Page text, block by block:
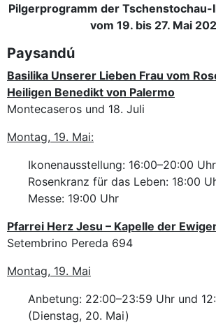
Pilgerprogramm der Tschenstochau-
vom 19. bis 27. Mai
Paysandú
Basilika Unserer Lieben Frau vom
Heiligen Benedikt von Palermo
Montecaseros und 18. Juli
Montag, 19. Mai:
Ikonenausstellung: 16:00–20:00 Uhr
Rosenkranz für das Leben: 18:00
Messe: 19:00 Uhr
Pfarrei Herz Jesu – Kapelle der
Setembrino Pereda 694
Montag, 19. Mai
Anbetung: 22:00–23:59 Uhr und
(Dienstag, 20. Mai)